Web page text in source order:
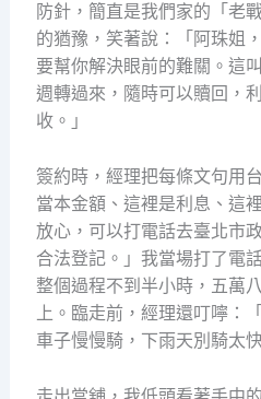
防針，簡直是我們家的「老
的猶豫，笑著說：「阿珠姐
要幫你解決眼前的難關。這
週轉過來，隨時可以贖回，
收。」
簽約時，經理把每條文句用
當本金額、這裡是利息、這
放心，可以打電話去臺北市
合法登記。」我當場打了電
整個過程不到半小時，五萬
上。臨走前，經理還叮嚀：
車子慢慢騎，下雨天別騎太快